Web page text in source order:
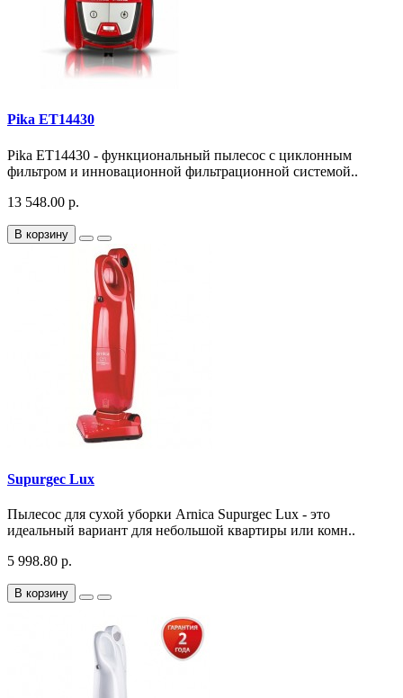
Pika ET14430
Pika ET14430 - функциональный пылесос с циклонным
фильтром и инновационной фильтрационной системой..
13 548.00 р.
В корзину
Supurgec Lux
Пылесос для сухой уборки Arnica Supurgec Lux - это
идеальный вариант для небольшой квартиры или комн..
5 998.80 р.
В корзину